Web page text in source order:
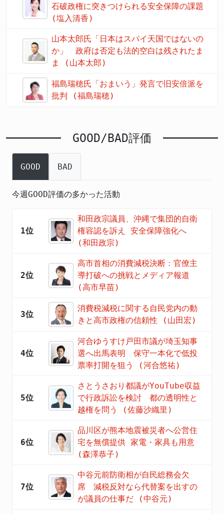
石破政権に突きつけられる安全保障の課題
(塩入清香)
山本太郎氏「日本はスパイ天国ではないの
か」 政府は否定も法的空白は残されたま
ま (山本太郎)
福島瑞穂氏「おまいう」発言で旧安倍派を
批判 (福島瑞穂)
GOOD/BAD評価
GOOD BAD
今週GOOD評価の多かった活動
1位
和田政宗議員、沖縄で集団的自衛
権容認を訴え 安全保障強化へ
(和田政宗)
2位
高市首相の消費減税決断：官僚主
導打破への挑戦とメディア報道
(高市早苗)
3位
消費税減税に関する自民党内の動
きと高市政権の信頼性 (山田宏)
4位
河合ゆうすけ戸田市議が埼玉知事
選へ出馬表明 保守一本化で低投
票率打開を狙う (河合悠祐)
5位
さとうさおり都議がYouTube収益
で行政訴訟を検討 都の透明性と
越権を問う (佐藤沙織里)
6位
品川区が熊本地震被災者へ公営住
宅を無償提供 家電・家具も用意
(森澤恭子)
7位
中谷元前防衛相が自民総務会欠
席 減税反対なら代替案を出すの
が議員の仕事だ (中谷元)